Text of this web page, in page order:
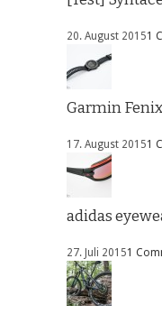
20. August 20151
Garmin
17. August 20151
adidas
27. Juli 20151